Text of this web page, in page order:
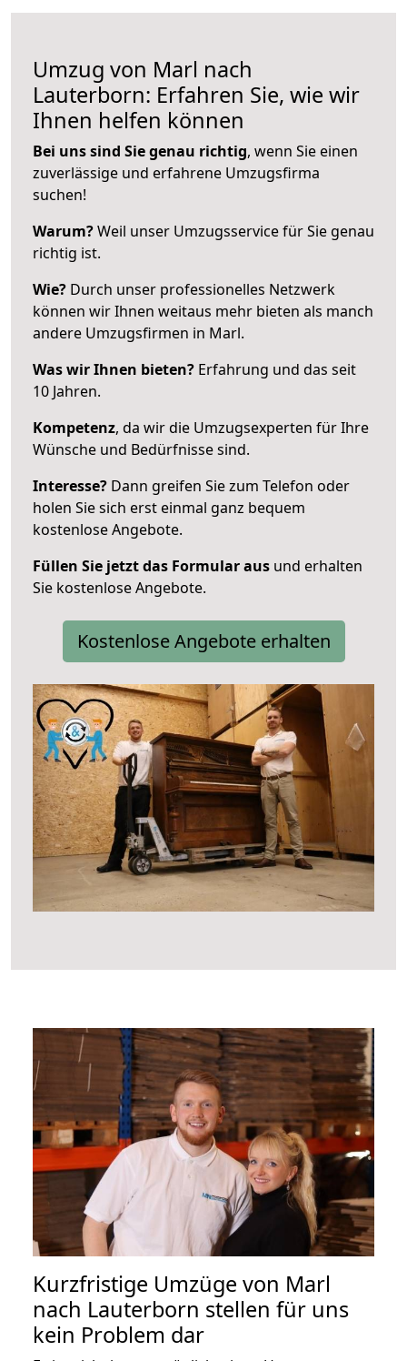
Umzug von Marl nach
Lauterborn: Erfahren Sie, wie wir
Ihnen helfen können
Bei uns sind Sie genau richtig, wenn Sie einen
zuverlässige und erfahrene Umzugsfirma
suchen!
Warum?Weil unser Umzugsservice für Sie genau
richtig ist.
Wie? Durch unser professionelles Netzwerk
können wir Ihnen weitaus mehr bieten als manch
andere Umzugsfirmen in Marl.
Was wir Ihnen bieten? Erfahrung und das seit
10 Jahren.
Kompetenz, da wir die Umzugsexperten für Ihre
Wünsche und Bedürfnisse sind.
Interesse? Dann greifen Sie zum Telefon oder
holen Sie sich erst einmal ganz bequem
kostenlose Angebote.
Füllen Sie jetzt das Formular aus und erhalten
Sie kostenlose Angebote.
Kostenlose Angebote erhalten
Kurzfristige Umzüge von Marl
nach Lauterborn stellen für uns
kein Problem dar